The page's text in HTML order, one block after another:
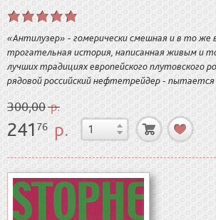
«Антилузер» - гомерически смешная и в то же
трогательная история, написанная живым и
лучших традициях европейского плутовского
рядовой российский нефтетрейдер - пытается
300,00р.
241 76 р.